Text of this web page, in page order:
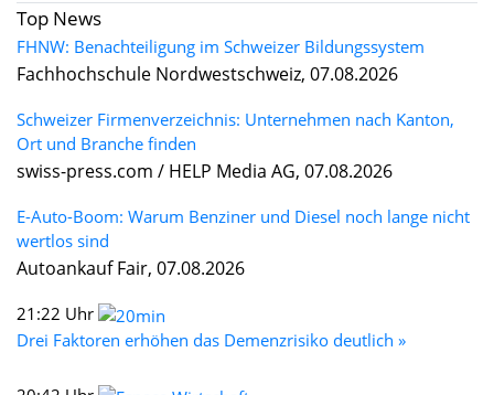
Top News
FHNW: Benachteiligung im Schweizer Bildungssystem
Fachhochschule Nordwestschweiz, 07.08.2026
Schweizer Firmenverzeichnis: Unternehmen nach Kanton,
Ort und Branche finden
swiss-press.com / HELP Media AG, 07.08.2026
E-Auto-Boom: Warum Benziner und Diesel noch lange nicht
wertlos sind
Autoankauf Fair, 07.08.2026
21:22 Uhr
Drei Faktoren erhöhen das Demenzrisiko deutlich »